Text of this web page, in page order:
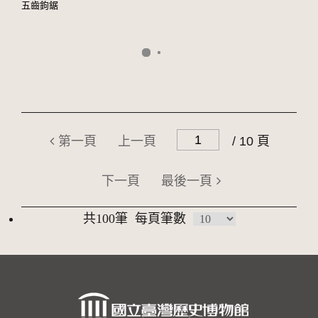
五齒鉤鋸
第一頁 上一頁 / 10 頁
下一頁 最後一頁
共100筆 每頁筆數